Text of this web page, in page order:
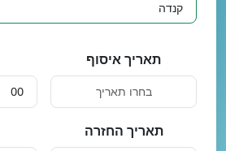
תאריך איסוף
תאריך החזרה